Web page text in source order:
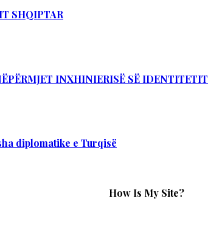
SHQIPTAR
INXHINIERISË SË IDENTITETIT
diplomatike e Turqisë
How Is My Site?